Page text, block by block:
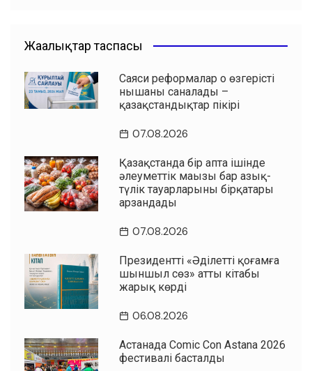
Жаңалықтар таспасы
Саяси реформалар оң өзгерістің
нышаны саналады –
қазақстандықтар пікірі
07.08.2026
Қазақстанда бір апта ішінде
әлеуметтік маңызы бар азық-
түлік тауарларының бірқатары
арзандады
07.08.2026
Президенттің «Әділетті қоғамға
шыншыл сөз» атты кітабы
жарық көрді
06.08.2026
Астанада Comic Con Astana 2026
фестивалі басталды